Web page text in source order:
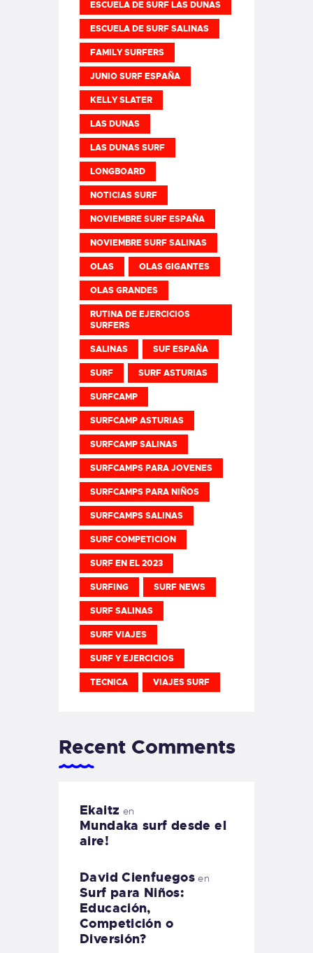
ESCUELA DE SURF LAS DUNAS
ESCUELA DE SURF SALINAS
FAMILY SURFERS
JUNIO SURF ESPAÑA
KELLY SLATER
LAS DUNAS
LAS DUNAS SURF
LONGBOARD
NOTICIAS SURF
NOVIEMBRE SURF ESPAÑA
NOVIEMBRE SURF SALINAS
OLAS OLAS GIGANTES
OLAS GRANDES
RUTINA DE EJERCICIOS
SURFERS
SALINAS SUF ESPAÑA
SURF SURF ASTURIAS
SURFCAMP
SURFCAMP ASTURIAS
SURFCAMP SALINAS
SURFCAMPS PARA JOVENES
SURFCAMPS PARA NIÑOS
SURFCAMPS SALINAS
SURF COMPETICION
SURF EN EL 2023
SURFING SURF NEWS
SURF SALINAS
SURF VIAJES
SURF Y EJERCICIOS
TECNICA VIAJES SURF
Recent Comments
Ekaitz en
Mundaka surf desde el
aire!
David Cienfuegos en
Surf para Niños:
Educación,
Competición o
Diversión?